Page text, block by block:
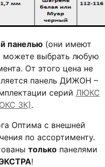
панелью(они имеют
можете выбрать любую
От этого цена не
панель ДИЖОН –
серий ЛЮКС
3К).
Оптима с внешней
по ассортименту.
толькопанелями
!